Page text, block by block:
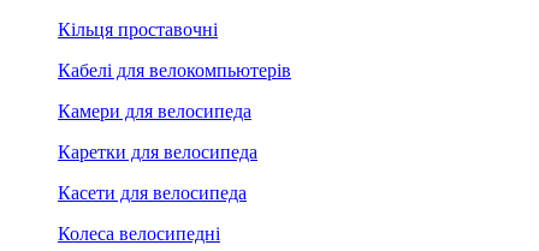
Кільця проставочні
Кабелі для велокомпьютерів
Камери для велосипеда
Каретки для велосипеда
Касети для велосипеда
Колеса велосипедні